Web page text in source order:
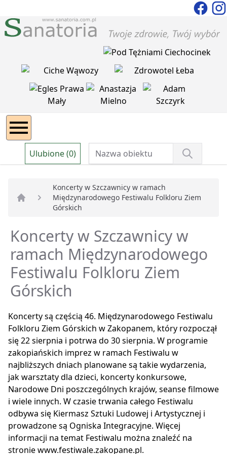
Ulubione (0)
Strona główna
Koncerty w Szczawnicy w ramach
Międzynarodowego Festiwalu Folkloru Ziem
Górskich
Koncerty w Szczawnicy w
ramach Międzynarodowego
Festiwalu Folkloru Ziem
Górskich
Koncerty są częścią 46. Międzynarodowego Festiwalu
Folkloru Ziem Górskich w Zakopanem, który rozpoczął
się 22 sierpnia i potrwa do 30 sierpnia. W programie
zakopiańskich imprez w ramach Festiwalu w
najbliższych dniach planowane są takie wydarzenia,
jak warsztaty dla dzieci, koncerty konkursowe,
Narodowe Dni poszczególnych krajów, seanse filmowe
i wiele innych. W czasie trwania całego Festiwalu
odbywa się Kiermasz Sztuki Ludowej i Artystycznej i
prowadzone są Ogniska Integracyjne. Więcej
informacji na temat Festiwalu można znaleźć na
stronie www.festiwale.zakopane.pl.